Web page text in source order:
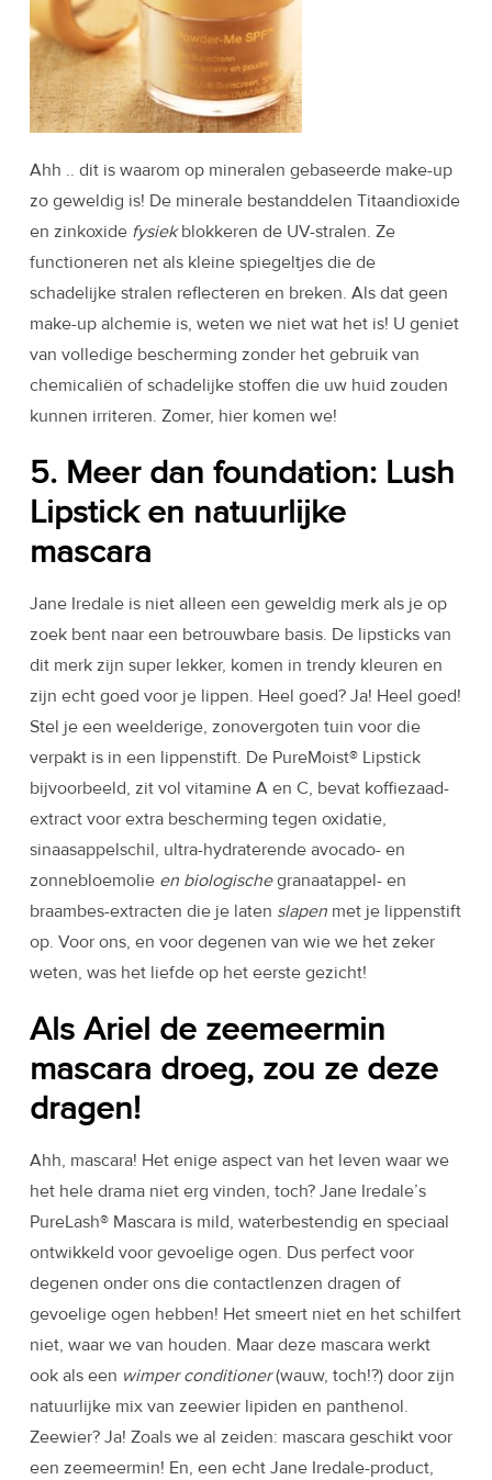
Ahh .. dit is waarom op mineralen gebaseerde make-up
zo geweldig is! De minerale bestanddelen Titaandioxide
en zinkoxide fysiekblokkeren de UV-stralen. Ze
functioneren net als kleine spiegeltjes die de
schadelijke stralen reflecteren en breken. Als dat geen
make-up alchemie is, weten we niet wat het is! U geniet
van volledige bescherming zonder het gebruik van
chemicaliën of schadelijke stoffen die uw huid zouden
kunnen irriteren. Zomer, hier komen we!
5. Meer dan foundation: Lush
Lipstick en natuurlijke
mascara
Jane Iredale is niet alleen een geweldig merk als je op
zoek bent naar een betrouwbare basis. De lipsticks van
dit merk zijn super lekker, komen in trendy kleuren en
zijn echt goed voor je lippen. Heel goed? Ja! Heel goed!
Stel je een weelderige, zonovergoten tuin voor die
verpakt is in een lippenstift. De PureMoist® Lipstick
bijvoorbeeld, zit vol vitamine A en C, bevat koffiezaad-
extract voor extra bescherming tegen oxidatie,
sinaasappelschil, ultra-hydraterende avocado- en
zonnebloemolie en biologischegranaatappel- en
braambes-extracten die je laten slapen met je lippenstift
op. Voor ons, en voor degenen van wie we het zeker
weten, was het liefde op het eerste gezicht!
Als Ariel de zeemeermin
mascara droeg, zou ze deze
dragen!
Ahh, mascara! Het enige aspect van het leven waar we
het hele drama niet erg vinden, toch? Jane Iredale’s
PureLash® Mascara is mild, waterbestendig en speciaal
ontwikkeld voor gevoelige ogen. Dus perfect voor
degenen onder ons die contactlenzen dragen of
gevoelige ogen hebben! Het smeert niet en het schilfert
niet, waar we van houden. Maar deze mascara werkt
ook als een wimper conditioner(wauw, toch!?) door zijn
natuurlijke mix van zeewier lipiden en panthenol.
Zeewier? Ja! Zoals we al zeiden: mascara geschikt voor
een zeemeermin! En, een echt Jane Iredale-product,